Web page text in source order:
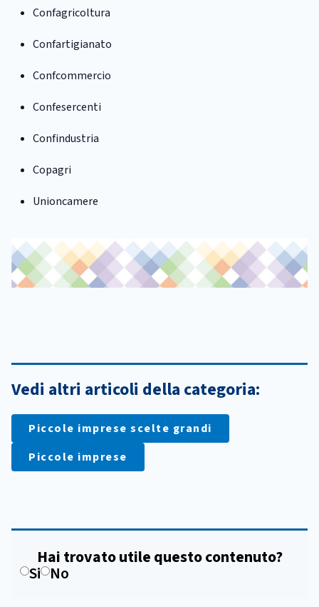
Confagricoltura
Confartigianato
Confcommercio
Confesercenti
Confindustria
Copagri
Unioncamere
Vedi altri articoli della categoria:
Piccole imprese scelte grandi
Piccole imprese
Hai trovato utile questo contenuto?
Si No